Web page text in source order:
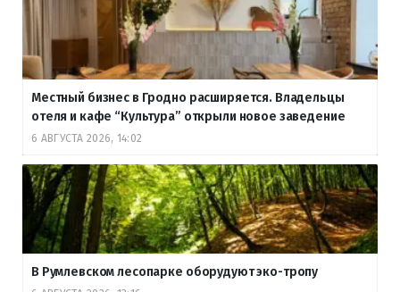
Местный бизнес в Гродно расширяется. Владельцы
отеля и кафе “Культура” открыли новое заведение
6 АВГУСТА 2026, 14:02
В Румлевском лесопарке оборудуют эко-тропу